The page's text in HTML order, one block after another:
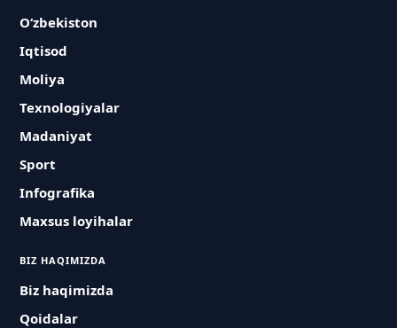
O‘zbekiston
Iqtisod
Moliya
Texnologiyalar
Madaniyat
Sport
Infografika
Maxsus loyihalar
BIZ HAQIMIZDA
Biz haqimizda
Qoidalar